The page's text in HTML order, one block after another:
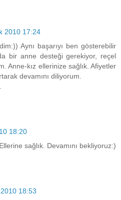
2010 17:24
Aynı başarıyı ben gösterebilir
bir anne desteği gerekiyor, reçel
Anne-kız ellerinize sağlık. Afiyetler
devamını diliyorum.
18:20
sağlık. Devamını bekliyoruz:)
2010 18:53